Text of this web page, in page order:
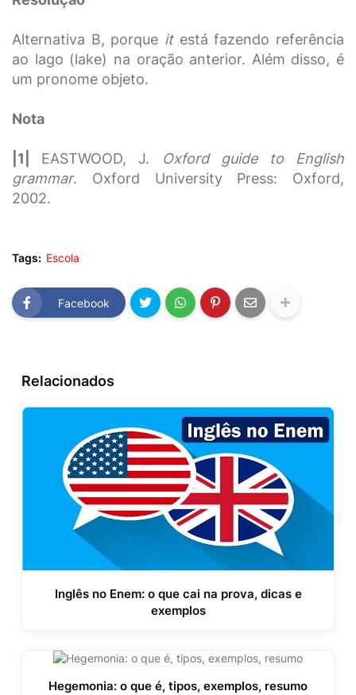
Alternativa B, porque it está fazendo referência
ao lago (lake) na oração anterior. Além disso, é
um pronome objeto.
Nota
|1| EASTWOOD, J.
Oxford guide to English
grammar. Oxford University Press: Oxford,
2002.
Tags: Escola
Facebook
Relacionados
Inglês no Enem: o que cai na prova, dicas e
exemplos
Hegemonia: o que é, tipos, exemplos, resumo